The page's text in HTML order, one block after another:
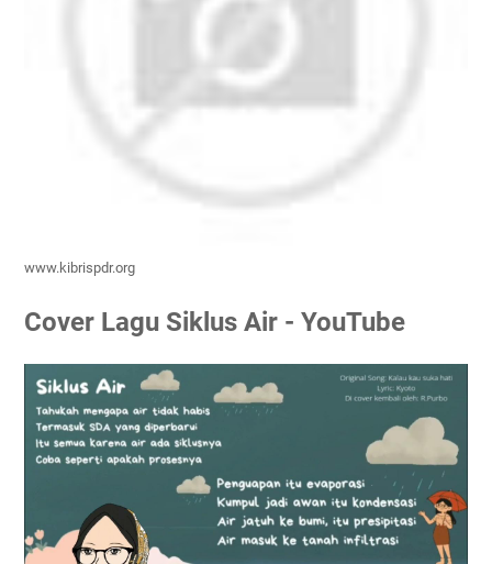
www.kibrispdr.org
Cover Lagu Siklus Air - YouTube